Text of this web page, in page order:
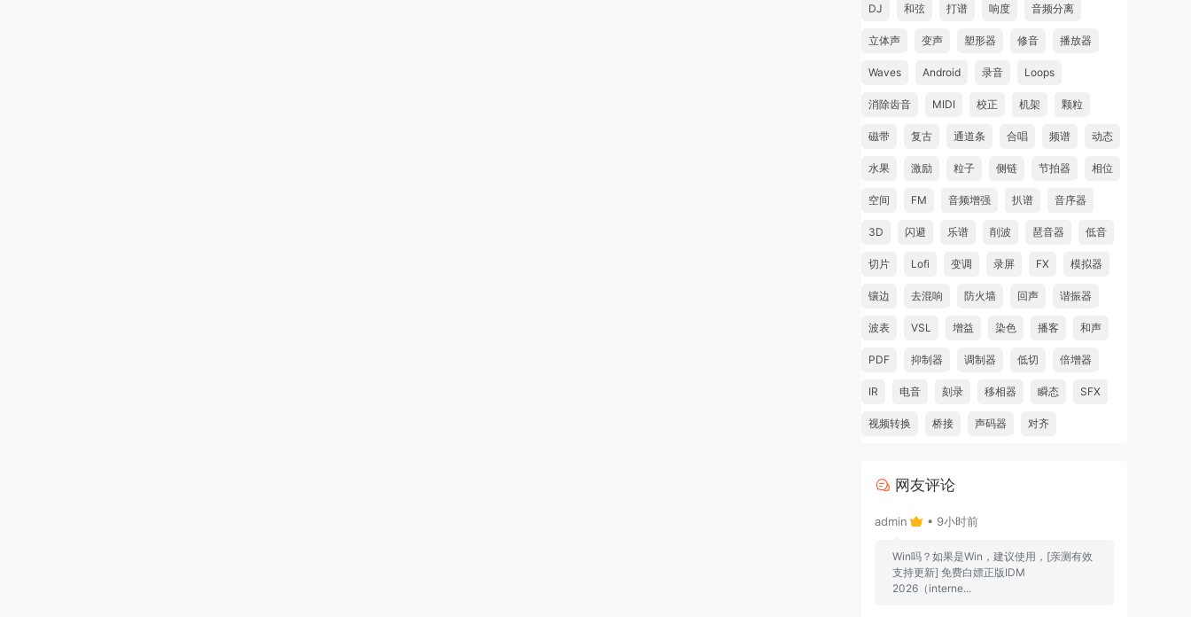
DJ 和弦 打谱 响度 音频分离
立体声 变声 塑形器 修音 播放器
Waves Android 录音 Loops
消除齿音 MIDI 校正 机架 颗粒
磁带 复古 通道条 合唱 频谱 动态
水果 激励 粒子 侧链 节拍器 相位
空间 FM 音频增强 扒谱 音序器
3D 闪避 乐谱 削波 琶音器 低音
切片 Lofi 变调 录屏 FX 模拟器
镶边 去混响 防火墙 回声 谐振器
波表 VSL 增益 染色 播客 和声
PDF 抑制器 调制器 低切 倍增器
IR 电音 刻录 移相器 瞬态 SFX
视频转换 桥接 声码器 对齐
网友评论
admin • 9小时前
Win吗？如果是Win，建议使用，[亲测有效
支持更新] 免费白嫖正版IDM
2026（interne...